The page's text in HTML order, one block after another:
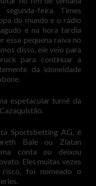
feira. Times
do mundo e o rádio
e na hora tardia
essa pequena raiva no
disso, ele veio para
para continuar a
da idoneidade
espetacular turnê da
Sportsbetting AG, é
Bale ou Zlatan
conta ou deixou
Eles muitas vezes
risco, foi nomeado o